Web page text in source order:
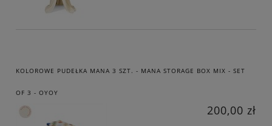
KOLOROWE PUDEŁKA MANA 3 SZT. - MANA STORAGE BOX MIX - SET
OF 3 - OYOY
200,00 zł